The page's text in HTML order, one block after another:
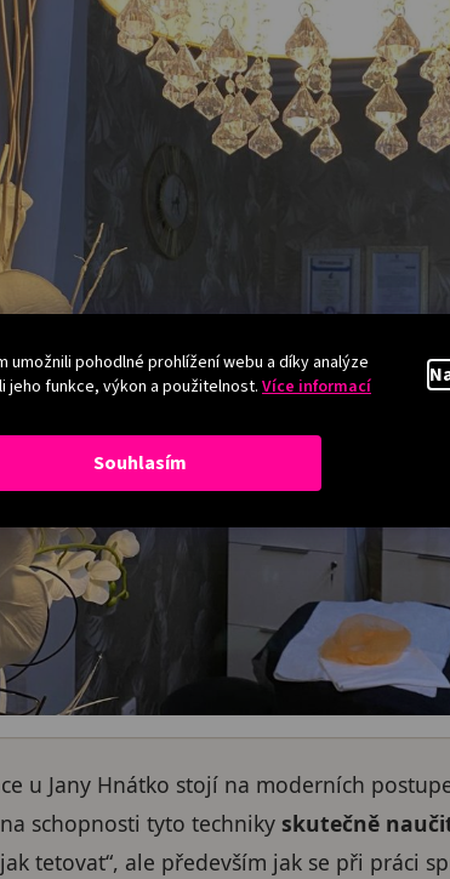
umožnili pohodlné prohlížení webu a díky analýze
funkce, výkon a použitelnost. Více informací
Souhlasím
u Jany Hnátko stojí na moderních
schopnosti tyto techniky skutečně
tetovat“, ale především jak se při práci